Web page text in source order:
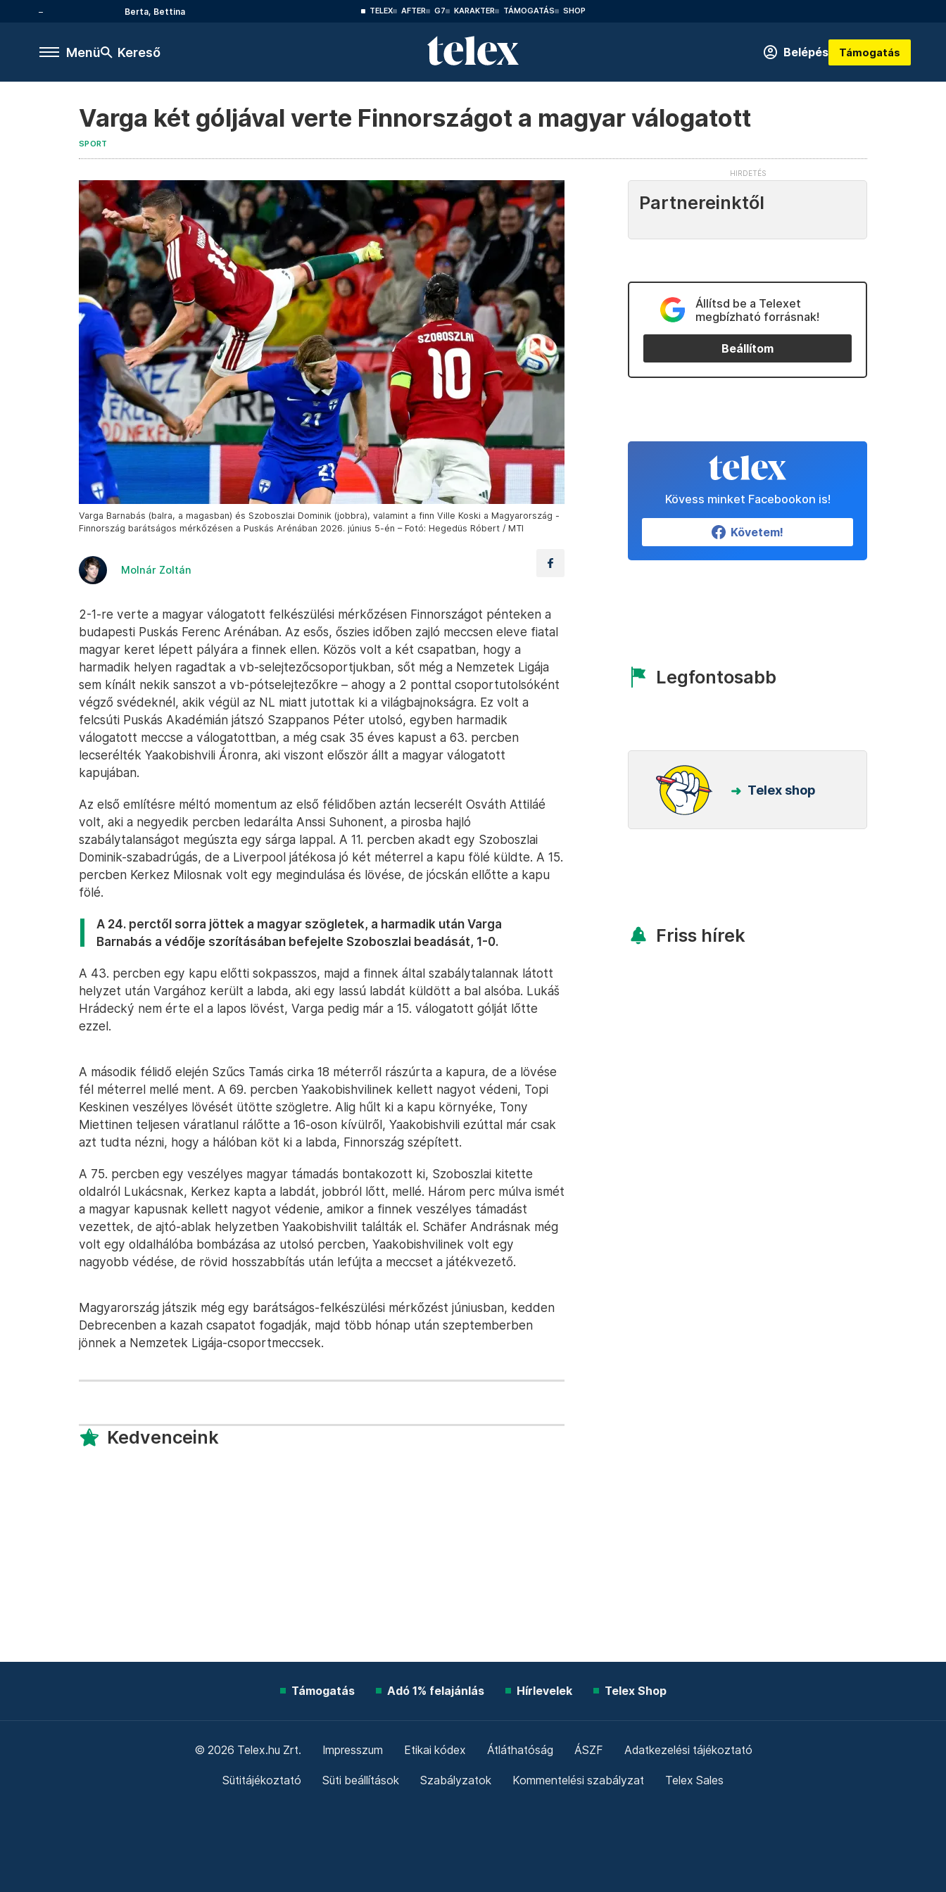
Berta, Bettina TELEX AFTER G7 KARAKTER TÁMOGATÁS SHOP
Menü Kereső Belépés Támogatás
Varga két góljával verte Finnországot a magyar válogatott
SPORT
Varga Barnabás (balra, a magasban) és Szoboszlai Dominik (jobbra), valamint a finn Ville Koski a Magyarország -
Finnország barátságos mérkőzésen a Puskás Arénában 2026. június 5-én – Fotó: Hegedüs Róbert / MTI
Molnár Zoltán
2-1-re verte a magyar válogatott felkészülési mérkőzésen Finnországot pénteken a
budapesti Puskás Ferenc Arénában. Az esős, őszies időben zajló meccsen eleve fiatal
magyar keret lépett pályára a finnek ellen. Közös volt a két csapatban, hogy a
harmadik helyen ragadtak a vb-selejtezőcsoportjukban, sőt még a Nemzetek Ligája
sem kínált nekik sanszot a vb-pótselejtezőkre – ahogy a 2 ponttal csoportutolsóként
végző svédeknél, akik végül az NL miatt jutottak ki a világbajnokságra. Ez volt a
felcsúti Puskás Akadémián játszó Szappanos Péter utolsó, egyben harmadik
válogatott meccse a válogatottban, a még csak 35 éves kapust a 63. percben
lecserélték Yaakobishvili Áronra, aki viszont először állt a magyar válogatott
kapujában.
Az első említésre méltó momentum az első félidőben aztán lecserélt Osváth Attiláé
volt, aki a negyedik percben ledarálta Anssi Suhonent, a pirosba hajló
szabálytalanságot megúszta egy sárga lappal. A 11. percben akadt egy Szoboszlai
Dominik-szabadrúgás, de a Liverpool játékosa jó két méterrel a kapu fölé küldte. A 15.
percben Kerkez Milosnak volt egy megindulása és lövése, de jócskán ellőtte a kapu
fölé.
A 24. perctől sorra jöttek a magyar szögletek, a harmadik után Varga
Barnabás a védője szorításában befejelte Szoboszlai beadását, 1-0.
A 43. percben egy kapu előtti sokpasszos, majd a finnek által szabálytalannak látott
helyzet után Vargához került a labda, aki egy lassú labdát küldött a bal alsóba. Lukáš
Hrádecký nem érte el a lapos lövést, Varga pedig már a 15. válogatott gólját lőtte
ezzel.
A második félidő elején Szűcs Tamás cirka 18 méterről rászúrta a kapura, de a lövése
fél méterrel mellé ment. A 69. percben Yaakobishvilinek kellett nagyot védeni, Topi
Keskinen veszélyes lövését ütötte szögletre. Alig hűlt ki a kapu környéke, Tony
Miettinen teljesen váratlanul rálőtte a 16-oson kívülről, Yaakobishvili ezúttal már csak
azt tudta nézni, hogy a hálóban köt ki a labda, Finnország szépített.
A 75. percben egy veszélyes magyar támadás bontakozott ki, Szoboszlai kitette
oldalról Lukácsnak, Kerkez kapta a labdát, jobbról lőtt, mellé. Három perc múlva ismét
a magyar kapusnak kellett nagyot védenie, amikor a finnek veszélyes támadást
vezettek, de ajtó-ablak helyzetben Yaakobishvilit találták el. Schäfer Andrásnak még
volt egy oldalhálóba bombázása az utolsó percben, Yaakobishvilinek volt egy
nagyobb védése, de rövid hosszabbítás után lefújta a meccset a játékvezető.
Magyarország játszik még egy barátságos-felkészülési mérkőzést júniusban, kedden
Debrecenben a kazah csapatot fogadják, majd több hónap után szeptemberben
jönnek a Nemzetek Ligája-csoportmeccsek.
Kedvenceink
Partnereinktől
Állítsd be a Telexet
megbízható forrásnak!
Beállítom
Kövess minket Facebookon is!
Követem!
Legfontosabb
Telex shop
Friss hírek
Támogatás Adó 1% felajánlás Hírlevelek Telex Shop
© 2026 Telex.hu Zrt. Impresszum Etikai kódex Átláthatóság ÁSZF Adatkezelési tájékoztató
Sütitájékoztató Süti beállítások Szabályzatok Kommentelési szabályzat Telex Sales